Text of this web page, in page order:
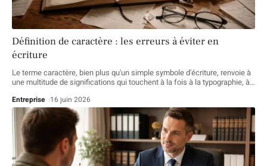
Définition de caractère : les erreurs à éviter en
écriture
Le terme caractère, bien plus qu'un simple symbole d'écriture, renvoie à
une multitude de significations qui touchent à la fois à la typographie, à…
Entreprise 16 juin 2026